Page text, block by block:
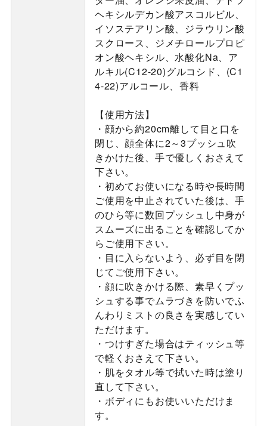
ヘキシルデカン酸アスコルビル、
イソステアリン酸、ジラウリン酸
スクロース、ジメチロールプロピ
オン酸ヘキシル、水酸化Na、ア
ルキル(C12-20)グルコシド、(C1
4-22)アルコール、香料
【使用方法】
・顔から約20cm離して目と口を
閉じ、顔全体に2～3プッシュ吹
きかけた後、手で優しくおさえて
下さい。
・初めてお使いになる時や長時間
ご使用を中止されていた後は、手
のひら等に数回プッシュし中身が
スムーズに出ることを確認してか
らご使用下さい。
・目に入らないよう、必ず目を閉
じてご使用下さい。
・顔に吹きかける際、素早くプッ
シュする事でムラづきを防いでふ
んわりミストの良さを実感してい
ただけます。
・つけすぎた場合はティッシュ等
で軽くおさえて下さい。
・肌をタオル等で拭いた時は塗り
直して下さい。
・ボディにもお使いいただけま
す。